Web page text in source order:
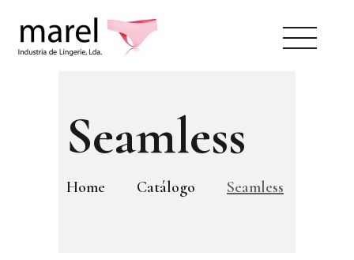
CATÁLOGO
Seamless
Home Catálogo Seamless